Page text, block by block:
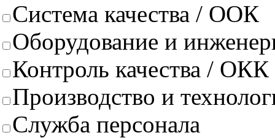
Система качества / ООК
Оборудование и
Контроль качества / ОКК
Производство и
Служба персонала